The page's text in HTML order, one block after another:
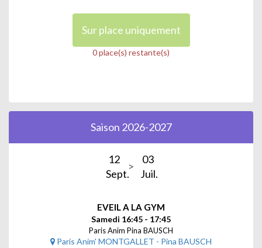
Sur place uniquement
0 place(s) restante(s)
Saison 2026-2027
12
Sept.
03
Juil.
EVEIL A LA GYM
Samedi 16:45 - 17:45
Paris Anim Pina BAUSCH
Paris Anim' MONTGALLET - Pina BAUSCH